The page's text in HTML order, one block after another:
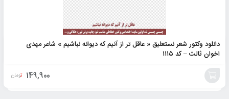
دانلود وکتور شعر نستعلیق « عاقل تر از آنیم که دیوانه نباشیم » شاعر مهدی
اخوان ثالث – کد ۱۱۱۵
149,900 تومان